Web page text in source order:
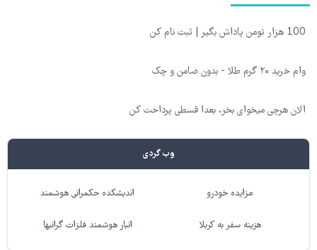
100 هزار تومن پاداش بگیر | ثبت نام کن
وام خرید ۲۰ گرم طلا - بدون ضامن و چک
الان هرچی میخوای بخر، بعدا قسطی پرداخت کن
وب گردی
مزایده خودرو اندیشکده حکمرانی هوشمند
هزینه سفر به کربلا انبار هوشمند فلزات گرانبها